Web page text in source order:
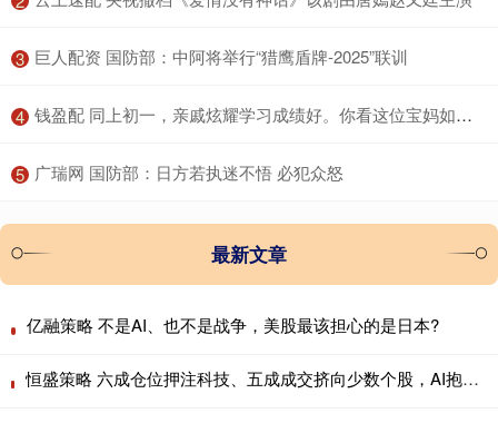
3 ​巨人配资 国防部：中阿将举行“猎鹰盾牌-2025”联训
4 ​钱盈配 同上初一，亲戚炫耀学习成绩好。你看这位宝妈如何怼回去……
5 ​广瑞网 国防部：日方若执迷不悟 必犯众怒
最新文章
亿融策略 不是AI、也不是战争，美股最该担心的是日本?
恒盛策略 六成仓位押注科技、五成成交挤向少数个股，AI抱团行情会重演历史瓦解吗？